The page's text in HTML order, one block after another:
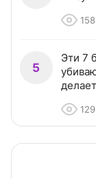
158
5
Эти 7
129